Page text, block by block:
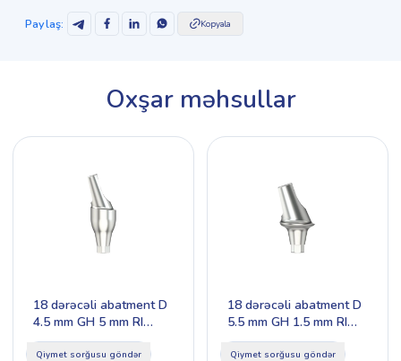
Paylaş: Kopyala
Oxşar məhsullar
18 dərəcəli abatment D
4.5 mm GH 5 mm RI
Type 2
Qiymet sorğusu göndər
18 dərəcəli abatment D
5.5 mm GH 1.5 mm RI
Type 1
Qiymet sorğusu göndər